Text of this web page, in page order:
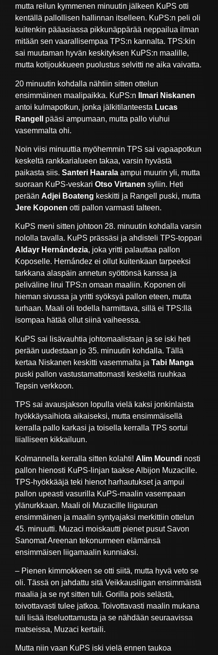
mutta reilun kymmenen minuutin jälkeen KuPS otti
kentällä pallollisen hallinnan itselleen. KuPS:n peli oli
kuitenkin pääasiassa pikkunäppärää neppailua ilman
mitään sen vaarallisempaa TPS:n kannalta. TPS:kin
sai muutaman hyvän keskityksen KuPS:n maalille,
mutta kotijoukkueen puolustus selvitti ne aika vaivatta.
20 minuutin kohdalla nähtiin sitten ottelun
ensimmäinen maalipaikka. KuPS:n
Ilmari Niskanen
antoi kulmapotkun, jonka jälkitilanteesta Lucas
Rangell
pääsi ampumaan, mutta pallo viuhui
vasemmalta ohi.
Noin viisi minuuttia myöhemmin TPS sai vapaapotkun
keskeltä rankkarialueen takaa, varsin hyvästä
paikasta siis.Santeri Haarala ampui muurin yli, mutta
suoraan KuPS-veskariOtso Virtanen syliin. Heti
perään Adjei Boateng keskitti ja Rangell puski, mutta
Jere Koponen otti pallon varmasti talteen.
KuPS meni sitten johtoon 28. minuutin kohdalla varsin
nololla tavalla. KuPS prässäsi ja ahdisteli TPS-toppari
Aldayr Hernándezia, joka yritti palauttaa pallon
Koposelle. Hernández ei ollut kuitenkaan tarpeeksi
tarkkana alaspäin annetun syöttönsä kanssa ja
peliväline lirui TPS:n omaan maaliin. Koponen oli
hieman sivussa ja yritti syöksyä pallon eteen, mutta
turhaan. Maali oli todella harmittava, sillä ei TPS:llä
isompaa hätää ollut siinä vaiheessa.
KuPS sai lisävauhtia johtomaalistaan ja se iski heti
perään uudestaan jo 35. minuutin kohdalla. Tällä
kertaa Niskanen keskitti vasemmalta jaTabi Manga
puski pallon vastustamattomasti keskeltä ruuhkaa
Tepsin verkkoon.
TPS sai avausjakson lopulla vielä kaksi jonkinlaista
hyökkäysaihiota aikaiseksi, mutta ensimmäisellä
kerralla pallo karkasi ja toisella kerralla TPS sortui
liialliseen kikkailuun.
Kolmannella kerralla sitten kolahti! Alim Moundi nosti
pallon hienosti KuPS-linjan taakse Albijon Muzacille.
TPS-hyökkääjä teki hienot harhautukset ja ampui
pallon upeasti vasurilla KuPS-maalin vasempaan
ylänurkkaan. Maali oli Muzacille liigauran
ensimmäinen ja maalin syntyajaksi merkittiin ottelun
45. minuutti. Muzaci moiskautti pienet pusut Savon
Sanomat Areenan tekonurmeen elämänsä
ensimmäisen liigamaalin kunniaksi.
– Pienen kimmokkeen se otti siitä, mutta hyvä veto se
oli. Tässä on jahdattu sitä Veikkausliigan ensimmäistä
maalia ja se nyt sitten tuli. Gorilla pois selästä,
toivottavasti tulee jatkoa. Toivottavasti maalin mukana
tuli lisää itseluottamusta ja se nähdään seuraavissa
matseissa, Muzaci kertaili.
Mutta niin vaan KuPS iski vielä ennen taukoa